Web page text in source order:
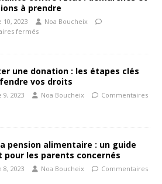
à prendre
2023
Noa Boucheix
fermés
une donation : les étapes clés
vos droits
2023 Noa Boucheix
Commentaires
pension alimentaire : un guide
pour les parents concernés
2023 Noa Boucheix
Commentaires